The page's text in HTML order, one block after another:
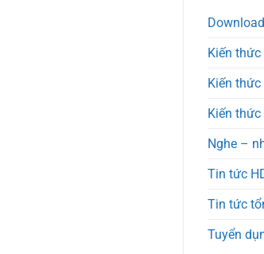
Download
Kiến
Kiến
Kiến
Nghe –
Tin tức
Tin tức
Tuyển